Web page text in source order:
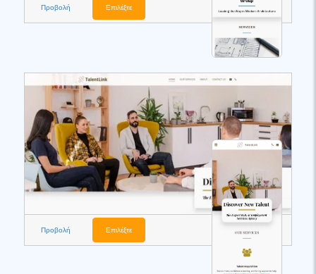
Προβολή Επιλέξτε
Προβολή Επιλέξτε